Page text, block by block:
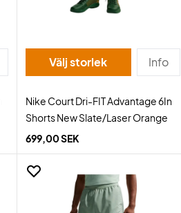
Välj storlek Info
Nike Court Dri-FIT Advantage 6In
Shorts New Slate/Laser Orange
699,00 SEK